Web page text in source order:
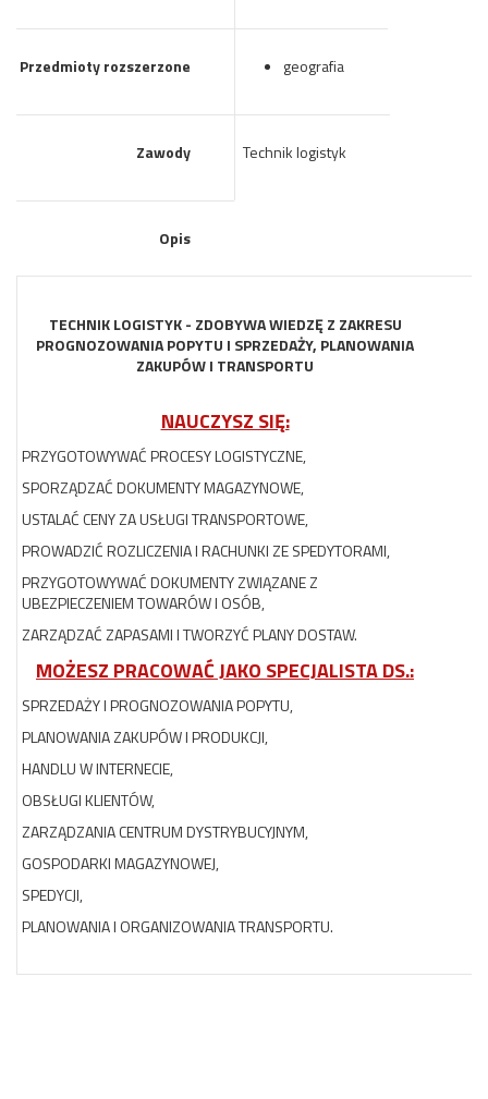
Przedmioty rozszerzone geografia
Zawody Technik logistyk
Opis
TECHNIK LOGISTYK - ZDOBYWA WIEDZĘ Z ZAKRESU
PROGNOZOWANIA POPYTU I SPRZEDAŻY, PLANOWANIA
ZAKUPÓW I TRANSPORTU
NAUCZYSZ SIĘ:
PRZYGOTOWYWAĆ PROCESY LOGISTYCZNE,
SPORZĄDZAĆ DOKUMENTY MAGAZYNOWE,
USTALAĆ CENY ZA USŁUGI TRANSPORTOWE,
PROWADZIĆ ROZLICZENIA I RACHUNKI ZE SPEDYTORAMI,
PRZYGOTOWYWAĆ DOKUMENTY ZWIĄZANE Z
UBEZPIECZENIEM TOWARÓW I OSÓB,
ZARZĄDZAĆ ZAPASAMI I TWORZYĆ PLANY DOSTAW.
MOŻESZ PRACOWAĆ JAKO SPECJALISTA DS.:
SPRZEDAŻY I PROGNOZOWANIA POPYTU,
PLANOWANIA ZAKUPÓW I PRODUKCJI,
HANDLU W INTERNECIE,
OBSŁUGI KLIENTÓW,
ZARZĄDZANIA CENTRUM DYSTRYBUCYJNYM,
GOSPODARKI MAGAZYNOWEJ,
SPEDYCJI,
PLANOWANIA I ORGANIZOWANIA TRANSPORTU.